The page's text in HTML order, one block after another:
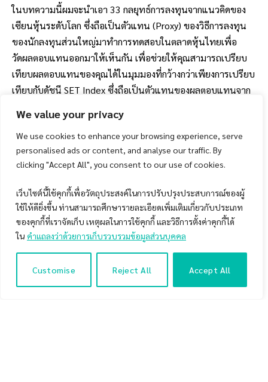
We value your privacy
We use cookies to enhance your browsing experience, serve
personalised ads or content, and analyse our traffic. By
clicking "Accept All", you consent to our use of cookies.
เว็บไซต์นี้ใช้คุกกี้เพื่อวัตถุประสงค์ในการปรับปรุงประสบการณ์ของผู้
ใช้ให้ดียิ่งขึ้น ท่านสามารถศึกษารายละเอียดเพิ่มเติมเกี่ยวกับประเภท
ของคุกกี้ที่เราจัดเก็บ เหตุผลในการใช้คุกกี้ และวิธีการตั้งค่าคุกกี้ได้
ใน คำแถลงว่าด้วยการเก็บรวบรวมข้อมูลส่วนบุคคล
Customise Reject All Accept All
ในบทความนี้ผมจะนำเอา 33 กลยุทธ์การลงทุนจากแนวคิดของ
เซียนหุ้นระดับโลก ซึ่งถือเป็นตัวแทน (Proxy) ของวิธีการลงทุน
ของนักลงทุนส่วนใหญ่มาทำการทดสอบในตลาดหุ้นไทยเพื่อ
วัดผลตอบแทนออกมาให้เห็นกัน เพื่อช่วยให้คุณสามารถเปรียบ
เทียบผลตอบแทนของคุณได้ในมุมมองที่กว้างกว่าเพียงการเปรียบ
เทียบกับดัชนี SET Index ซึ่งถือเป็นตัวแทนของผลตอบแทนจาก
หวังว่าจะมีประโยชน์กับนักลงทุนทุกท่านครับ!
33 กลยุทธ์การลงทุนจากแนวคิดของเซียนหุ้นระดับโลก
สถิติผลตอบแทนในภาพรวมของ 33 กลยุทธ์การลงทุนในปี
2019
สรุปประเด็นที่น่าสนใจของผลตอบแทนที่เกิดขึ้นจาก 33